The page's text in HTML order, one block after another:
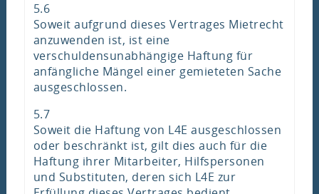
5.6
Soweit aufgrund dieses Vertrages Mietrecht
anzuwenden ist, ist eine
verschuldensunabhängige Haftung für
anfängliche Mängel einer gemieteten Sache
ausgeschlossen.
5.7
Soweit die Haftung von L4E ausgeschlossen
oder beschränkt ist, gilt dies auch für die
Haftung ihrer Mitarbeiter, Hilfspersonen
und Substituten, deren sich L4E zur